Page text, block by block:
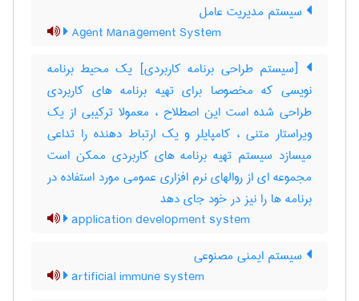
سیستم مدیریت عامل
Agent Management System
[سیستم طراحی برنامه کاربردی] یک محیط برنامه
نویسی که مخصوصا برای تهیه برنامه های کاربردی
طراحی شده است این اصطلاح ، معمولا ترکیبی از یک
ویراستار متنی ، کامپایلر و یک ارتباط دهنده را تداعی
میسازد سیستم تهیه برنامه های کاربردی ممکن است
مجموعه ای از روالهای نرم افزاری عمومی مورد استفاده در
برنامه ها را نیز در خود جای دهد
application development system
سیستم ایمنی مصنوعی
artificial immune system